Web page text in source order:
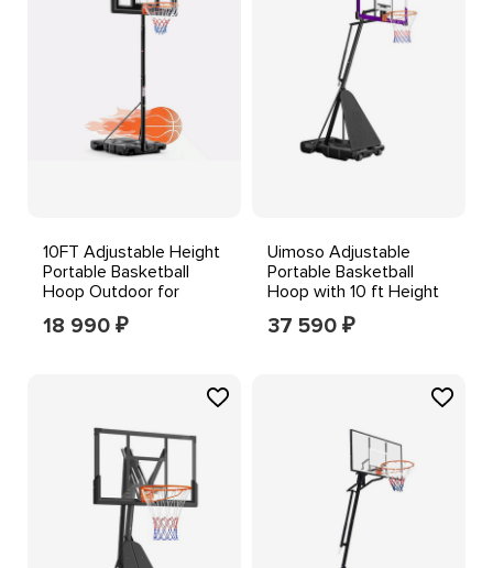
10FT Adjustable Height
Portable Basketball
Hoop Outdoor for
Adult, 44 In
18 990 ₽
Uimoso Adjustable
Portable Basketball
Hoop with 10 ft Height
37 590 ₽